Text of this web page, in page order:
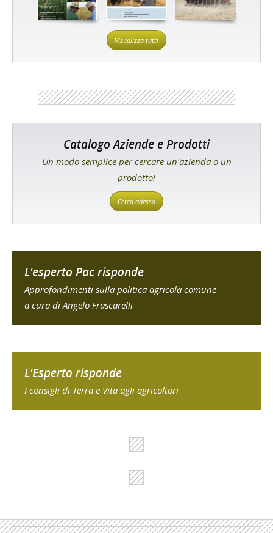
Visualizza tutti
Catalogo Aziende e Prodotti
Un modo semplice per cercare un'azienda o un
prodotto!
Cerca adesso
L'esperto Pac risponde
Approfondimenti sulla politica agricola comune
a cura di Angelo Frascarelli
L'Esperto risponde
I consigli di Terra e Vita agli agricoltori